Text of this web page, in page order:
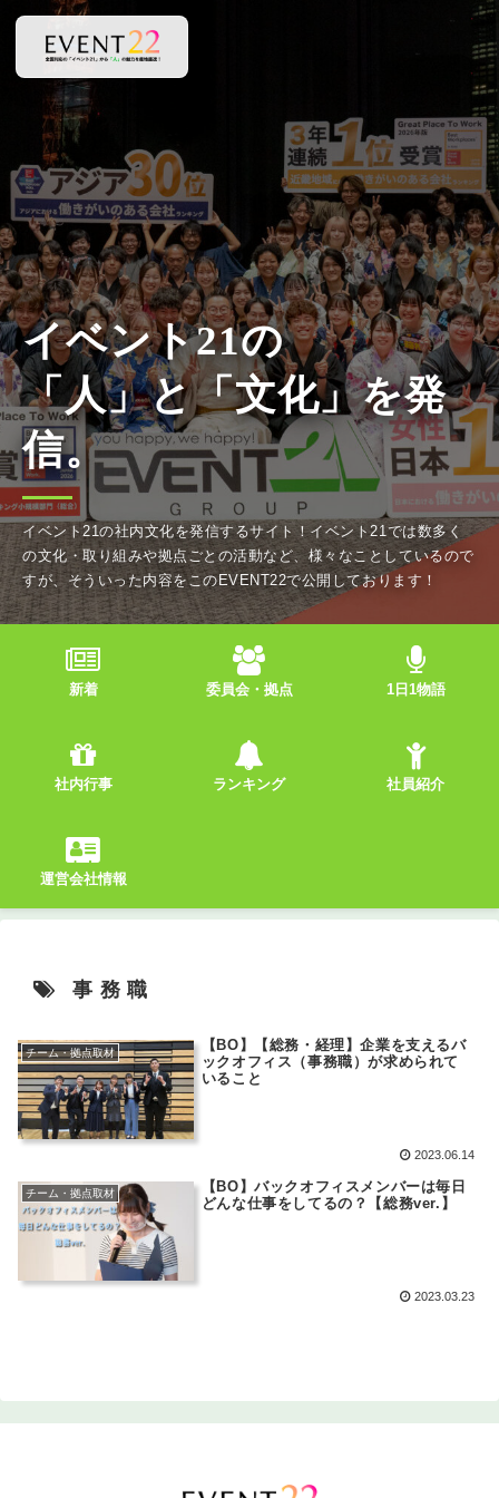
イベント21の社内文化を発信するサイト！イベント21では数多く
の文化・取り組みや拠点ごとの活動など、様々なことしているので
すが、そういった内容をこのEVENT22で公開しております！
新着 委員会・拠点 1日1物語
社内行事 ランキング 社員紹介
運営会社情報
事務職
チーム・拠点取材
【BO】【総務・経理】企業を支えるバ
ックオフィス（事務職）が求められて
いること
2023.06.14
チーム・拠点取材
【BO】バックオフィスメンバーは毎日
どんな仕事をしてるの？【総務ver.】
2023.03.23